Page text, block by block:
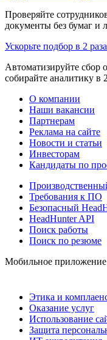
Проверяйте
документы без бумаг и
Ускорьте подбор в 2
Автоматизируйте сбор
собирайте аналитику в
О компании
Наши вакансии
Партнерам
Реклама на сайте
Новости и статьи
Инвесторам
Кандидаты по
Требования к ПО
Безопасный
HeadHunter API
Поиск работы
Поиск по резюме
Мобильное приложение
Этика и
Оказание услуг
Использование
Защита